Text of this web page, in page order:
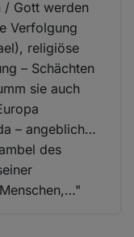
/ Gott werden
Verfolgung
religiöse
– Schächten
sie auch
– angeblich…
des